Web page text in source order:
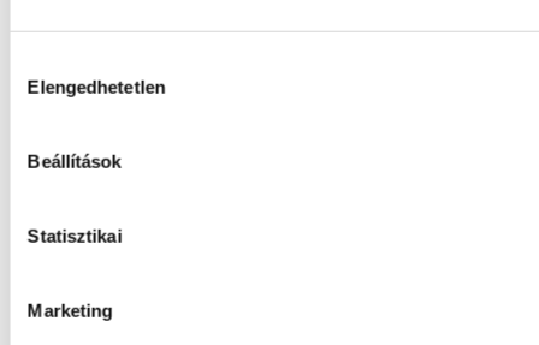
Elengedhetetlen
Beállítások
Statisztikai
Marketing
A nyíltvízi úszó Betlehem Dávid a párizsi
lett Florian Wellbrock mögött; a 22 éves
Gulácsi Péter győzelemmel
Gulácsi Péter kezdőként szerepelt új